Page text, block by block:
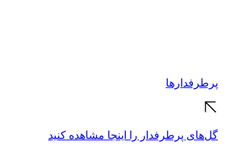
پرطرفدارها
گل‌های پرطرفدار را اینجا مشاهده کنید